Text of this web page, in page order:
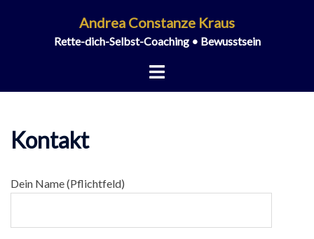
Andrea Constanze Kraus
Rette-dich-Selbst-Coaching • Bewusstsein
Menü
Kontakt
Dein Name (Pflichtfeld)